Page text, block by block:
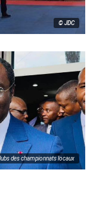
© JDC
des championnats locaux